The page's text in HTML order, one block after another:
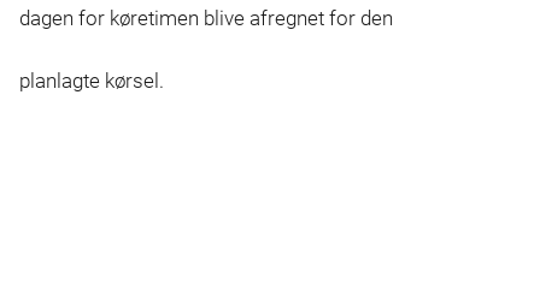
dagen for køretimen blive afregnet for den
planlagte kørsel.